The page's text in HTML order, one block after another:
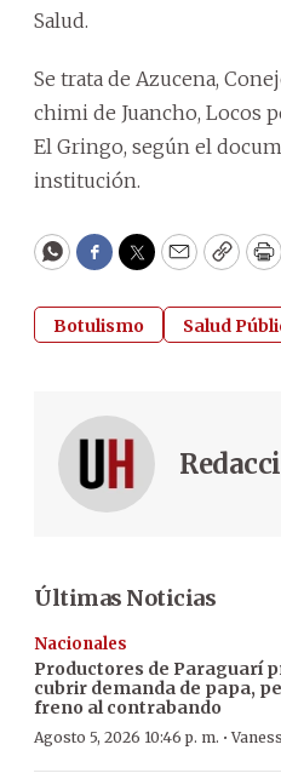
Salud.
Se trata de Azucena,
chimi de Juancho, Locos
El Gringo, según el
institución.
WhatsApp
Facebook
Twitter
EmailCopy
Botulismo Salud
Últimas Noticias
Nacionales
Productores de Paraguarí
cubrir demanda de papa,
freno al contrabando
Agosto 5, 2026 10:46 p. m. ·